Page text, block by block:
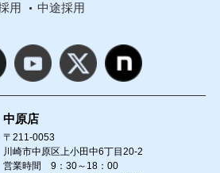
用 中途採用
中原店
〒211-0053
川崎市中原区上小田中6丁目20-2
営業時間 9：30～18：00